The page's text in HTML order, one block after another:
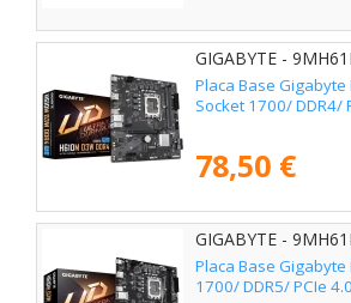
GIGABYTE -
Placa Base Gigabyte
Socket 1700/ DDR4/
78,50 €
GIGABYTE -
Placa Base
1700/ DDR5/ PCIe